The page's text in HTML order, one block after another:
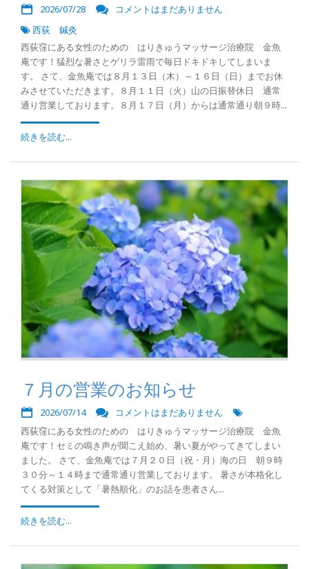
2026/07/28
コメントはまだありません
西荻 鍼灸
西荻窪にある女性のための はりきゅうマッサージ治療院 金魚
庵です！猛烈な暑さとゲリラ雷雨で毎日ドキドキしてしまいま
す。 さて、金魚庵では８月１３日（木）～１６日（日）までお休
みさせていただきます。８月１１日（火）山の日振替休日 通常
通り営業しております。８月１７日（月）からは通常通り朝９時...
続きを読む...
７月の営業のお知らせ
2026/07/14
コメントはまだありません
西荻窪にある女性のための はりきゅうマッサージ治療院 金魚
庵です！セミの鳴き声が聞こえ始め、暑い夏がやってきてしまい
ました。 さて、金魚庵では７月２０日（祝・月）海の日 朝９時
３０分～１４時まで通常通り営業しております。 暑さが本格化し
てくる対策として「暑熱順化」のお話を患者さん...
続きを読む...